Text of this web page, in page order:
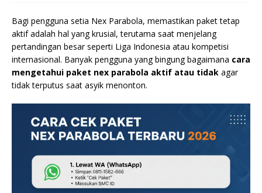
Bagi pengguna setia Nex Parabola, memastikan paket tetap
aktif adalah hal yang krusial, terutama saat menjelang
pertandingan besar seperti Liga Indonesia atau kompetisi
internasional. Banyak pengguna yang bingung bagaimana cara
mengetahui paket nex parabola aktif atau tidak agar
tidak terputus saat asyik menonton.